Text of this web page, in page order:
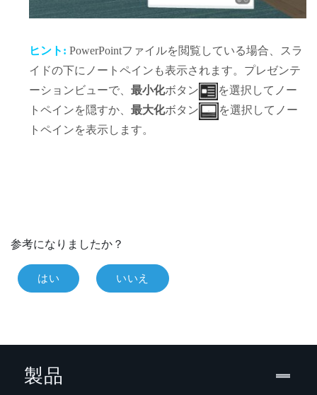
ヒント: PowerPointファイルを閲覧している場合、スラ
イドの下にノートペインも表示されます。プレゼンテ
ーションビューで、 最小化ボタン
を選択してノー
トペインを隠すか、 最大化ボタン
を選択してノー
トペインを表示します。
参考になりましたか？
はい いいえ
製品